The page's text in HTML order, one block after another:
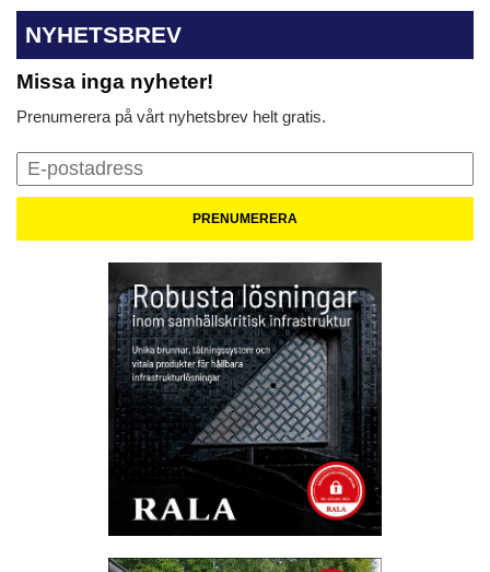
NYHETSBREV
Missa inga nyheter!
Prenumerera på vårt nyhetsbrev helt gratis.